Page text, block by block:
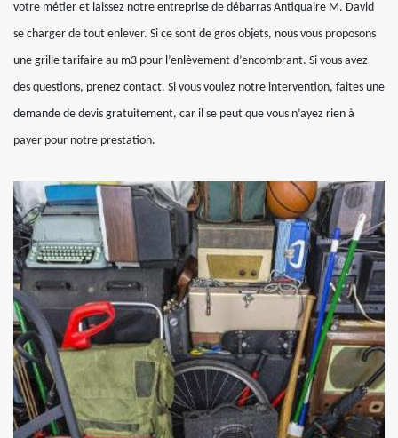
votre métier et laissez notre entreprise de débarras Antiquaire M. David
se charger de tout enlever. Si ce sont de gros objets, nous vous proposons
une grille tarifaire au m3 pour l’enlèvement d’encombrant. Si vous avez
des questions, prenez contact. Si vous voulez notre intervention, faites une
demande de devis gratuitement, car il se peut que vous n’ayez rien à
payer pour notre prestation.